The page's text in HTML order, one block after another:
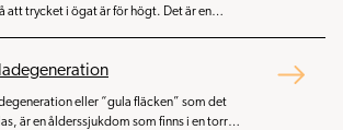
att trycket i ögat är för högt. Det är en
eller “gula fläcken” som det
är en ålderssjukdom som finns i en torr